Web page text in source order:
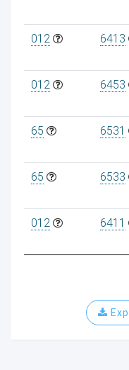
012 6413
012 6453
65 6531
65 6533
012 6411